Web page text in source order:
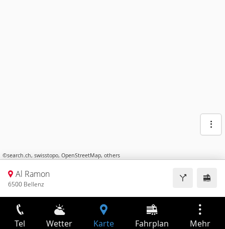
©search.ch, swisstopo, OpenStreetMap, others
Al Ramon
6500 Bellenz
Tel Wetter Karte Fahrplan Mehr